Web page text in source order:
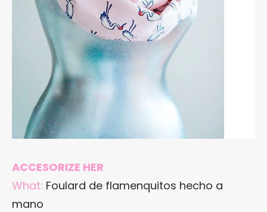
ACCESORIZE HER
What: Foulard de flamenquitos hecho a
mano